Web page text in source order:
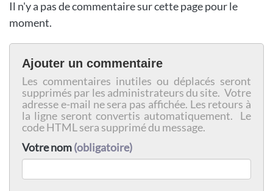
Il n'y a pas de commentaire sur cette page pour le
moment.
Ajouter un commentaire
Les commentaires inutiles ou déplacés seront
supprimés par les administrateurs du site. Votre
adresse e-mail ne sera pas affichée. Les retours à
la ligne seront convertis automatiquement. Le
code HTML sera supprimé du message.
Votre nom(obligatoire)